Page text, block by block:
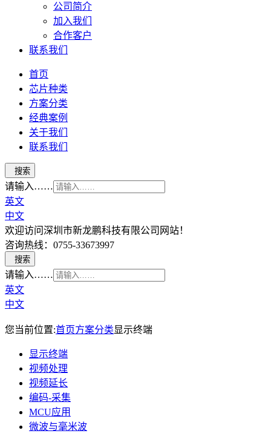
公司简介
加入我们
合作客户
联系我们
首页
芯片种类
方案分类
经典案例
关于我们
联系我们
请输入……
英文
中文
欢迎访问深圳市新龙鹏科技有限公司网站！
咨询热线：0755-33673997
请输入……
英文
中文
您当前位置:首页方案分类显示终端
显示终端
视频处理
视频延长
编码-采集
MCU应用
微波与毫米波